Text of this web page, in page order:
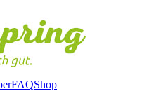
FAQShop